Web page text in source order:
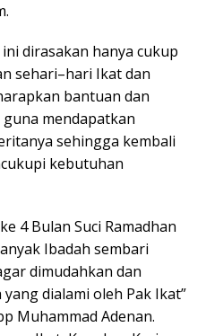
dirasakan hanya cukup
sehari–hari Ikat dan
bantuan dan
mendapatkan
sehingga kembali
kebutuhan
4 Bulan Suci Ramadhan
Ibadah sembari
dimudahkan dan
dialami oleh Pak Ikat”
Muhammad Adenan.